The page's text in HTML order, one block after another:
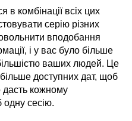
в комбінації всіх цих
серію різних
вподобання
і у вас було більше
ваших людей. Це
доступних дат, щоб
дасть кожному
одну сесію.